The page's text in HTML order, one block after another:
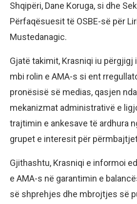
Shqipëri, Dane Koruga, si dhe
Përfaqësuesit të OSBE-së për
Mustedanagic.
Gjatë takimit, Krasniqi iu përgjigj
mbi rolin e AMA-s si ent
pronësisë së medias, qasjen
mekanizmat administrativë e
trajtimin e ankesave të ardhura
grupet e interesit për
Gjithashtu, Krasniqi e informoi
e AMA-s në garantimin e
së shprehjes dhe mbrojtjes së